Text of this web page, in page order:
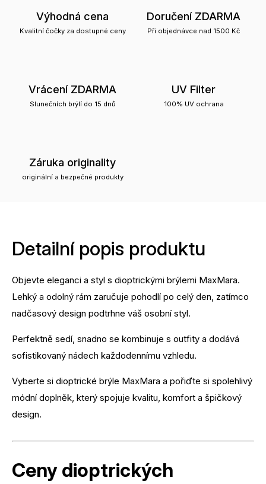
Výhodná cena
Kvalitní čočky za dostupné ceny
Doručení ZDARMA
Při objednávce nad 1500 Kč
Vrácení ZDARMA
Slunečních brýlí do 15 dnů
UV Filter
100% UV ochrana
Záruka originality
originální a bezpečné produkty
Detailní popis produktu
Objevte eleganci a styl s dioptrickými brýlemi MaxMara.
Lehký a odolný rám zaručuje pohodlí po celý den, zatímco
nadčasový design podtrhne váš osobní styl.
Perfektně sedí, snadno se kombinuje s outfity a dodává
sofistikovaný nádech každodennímu vzhledu.
Vyberte si dioptrické brýle MaxMara a pořiďte si spolehlivý
módní doplněk, který spojuje kvalitu, komfort a špičkový
design.
Ceny dioptrických